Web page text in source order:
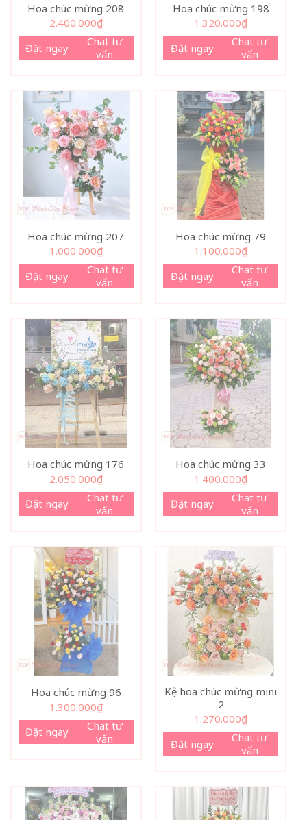
Hoa chúc mừng 208
2.400.000₫
Đặt ngay
Chat tư
vấn
Hoa chúc mừng 198
1.320.000₫
Đặt ngay
Chat tư
vấn
Hoa chúc mừng 207
1.000.000₫
Đặt ngay
Chat tư
vấn
Hoa chúc mừng 79
1.100.000₫
Đặt ngay
Chat tư
vấn
Hoa chúc mừng 176
2.050.000₫
Đặt ngay
Chat tư
vấn
Hoa chúc mừng 33
1.400.000₫
Đặt ngay
Chat tư
vấn
Hoa chúc mừng 96
1.300.000₫
Đặt ngay
Chat tư
vấn
Kệ hoa chúc mừng mini
2
1.270.000₫
Đặt ngay
Chat tư
vấn